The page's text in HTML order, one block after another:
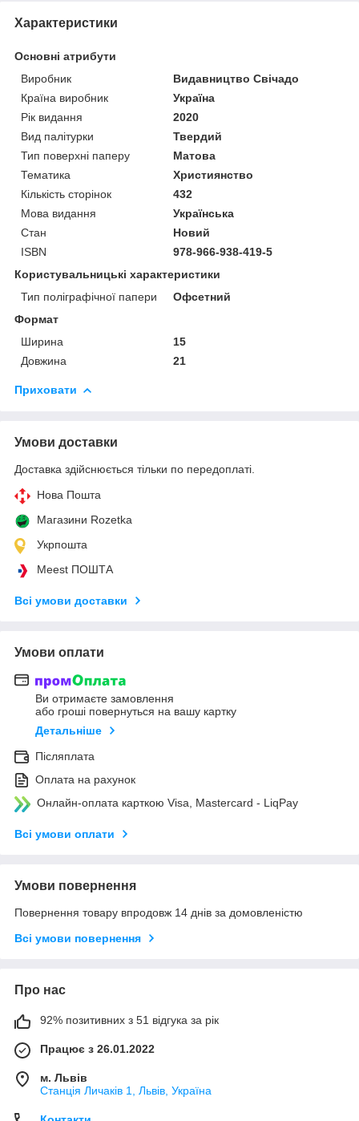
Характеристики
Основні атрибути
Виробник
Видавництво Свічадо
Країна виробник
Україна
Рік видання
2020
Вид палітурки
Твердий
Тип поверхні паперу
Матова
Тематика
Християнство
Кількість сторінок
432
Мова видання
Українська
Стан
Новий
ISBN
978-966-938-419-5
Користувальницькі характеристики
Тип поліграфічної папери
Офсетний
Формат
Ширина
15
Довжина
21
Приховати
Умови доставки
Доставка здійснюється тільки по передоплаті.
Нова Пошта
Магазини Rozetka
Укрпошта
Meest ПОШТА
Всі умови доставки
Умови оплати
Ви отримаєте замовлення
або гроші повернуться на вашу картку
Детальніше
Післяплата
Оплата на рахунок
Онлайн-оплата карткою Visa, Mastercard - LiqPay
Всі умови оплати
Умови повернення
Повернення товару впродовж 14 днів за домовленістю
Всі умови повернення
Про нас
92% позитивних з 51 відгука за рік
Працює з 26.01.2022
м. Львів
Станція Личаків 1, Львів, Україна